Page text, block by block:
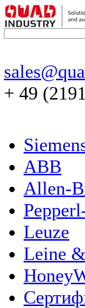
+ 49
ABB
Allen-
Leuze
Leine